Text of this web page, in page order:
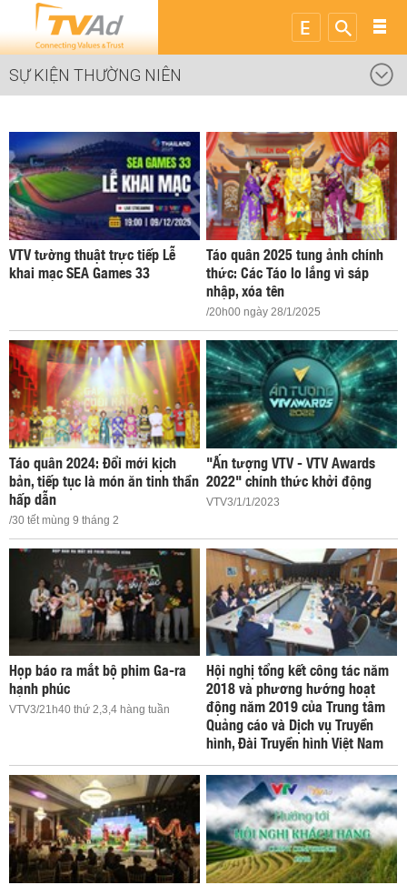
SỰ KIỆN THƯỜNG NIÊN
VTV tường thuật trực tiếp Lễ
khai mạc SEA Games 33
Táo quân 2025 tung ảnh chính
thức: Các Táo lo lắng vì sáp
nhập, xóa tên
/20h00 ngày 28/1/2025
Táo quân 2024: Đổi mới kịch
bản, tiếp tục là món ăn tinh thần
hấp dẫn
/30 tết mùng 9 tháng 2
"Ấn tượng VTV - VTV Awards
2022" chính thức khởi động
VTV3/1/1/2023
Họp báo ra mắt bộ phim Ga-ra
hạnh phúc
VTV3/21h40 thứ 2,3,4 hàng tuần
Hội nghị tổng kết công tác năm
2018 và phương hướng hoạt
động năm 2019 của Trung tâm
Quảng cáo và Dịch vụ Truyền
hình, Đài Truyền hình Việt Nam